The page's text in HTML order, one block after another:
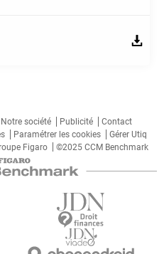
Notre société Publicité
Contact
Paramétrer les cookies
Gérer Utiq
Figaro ©2025 CCM Benchmark